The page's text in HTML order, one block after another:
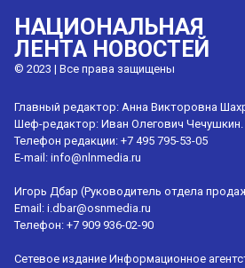
НАЦИОНАЛЬНАЯ
ЛЕНТА НОВОСТЕЙ
© 2023 | Все права защищены
Главный редактор: Анна Викторовна
Шеф-редактор: Иван Олегович Чечушкин.
Телефон редакции: +7 495 795-53-05
E-mail: info@nlnmedia.ru
Игорь Дбар (Руководитель отдела
Email: i.dbar@osnmedia.ru
Телефон: +7 909 936-02-90
Сетевое издание Информационное